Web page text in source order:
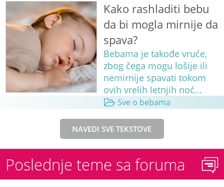
Kako rashladiti bebu
da bi mogla mirnije da
spava?
Bebama je takođe vruće,
zbog čega mogu lošije ili
nemirnije spavati tokom
ovih vrelih letnjih noć...
Sve o bebama
NAVEDI SVE TEKSTOVE
Poslednje teme sa foruma